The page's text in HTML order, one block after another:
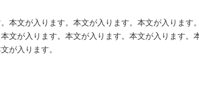
本文が入ります。本文が入ります。本文が入りま
文が入ります。本文が入ります。本文が入ります
が入ります。